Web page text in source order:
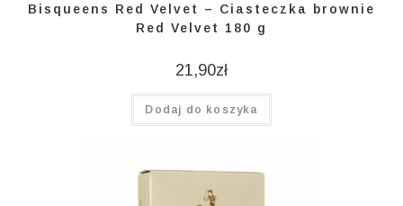
Bisqueens Red Velvet – Ciasteczka brownie
Red Velvet 180 g
21,90zł
Dodaj do koszyka